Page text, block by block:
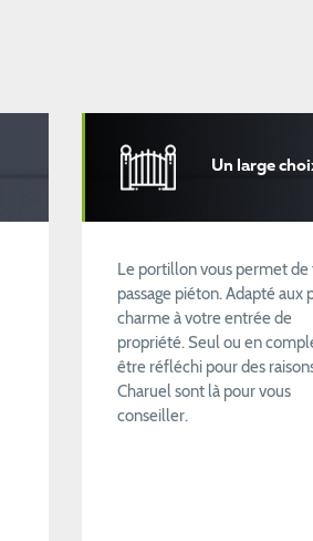
Un large
Le portillon vous permet de
passage piéton. Adapté
charme à votre entrée de
propriété. Seul ou en
être réfléchi pour des
Charuel sont là pour vous
conseiller.